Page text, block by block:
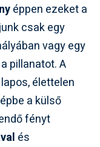
éppen ezeket a
csak egy
vagy egy
pillanatot. A
élettelen
a külső
fényt
és